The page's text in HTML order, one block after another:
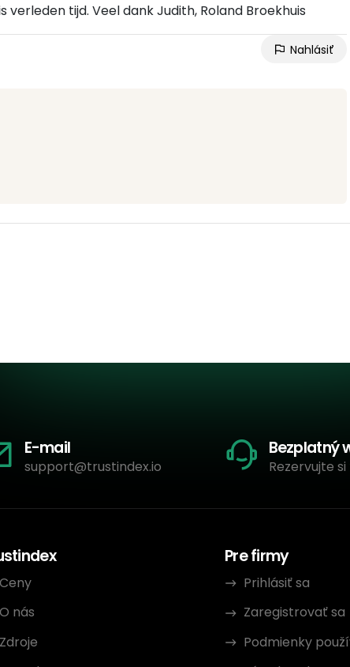
tijd. Veel dank Judith, Roland Broekhuis
Nahlásiť
E-mail
support@trustindex.io
Bezplatný
Rezervujte
Ceny
O nás
Zdroje
Pre firmy
Prihlásiť sa
Zaregistrovať sa
Podmienky